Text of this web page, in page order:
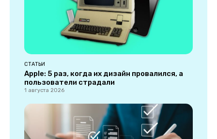
СТАТЬИ
Apple: 5 раз, когда их дизайн провалился, а
пользователи страдали
1 августа 2026